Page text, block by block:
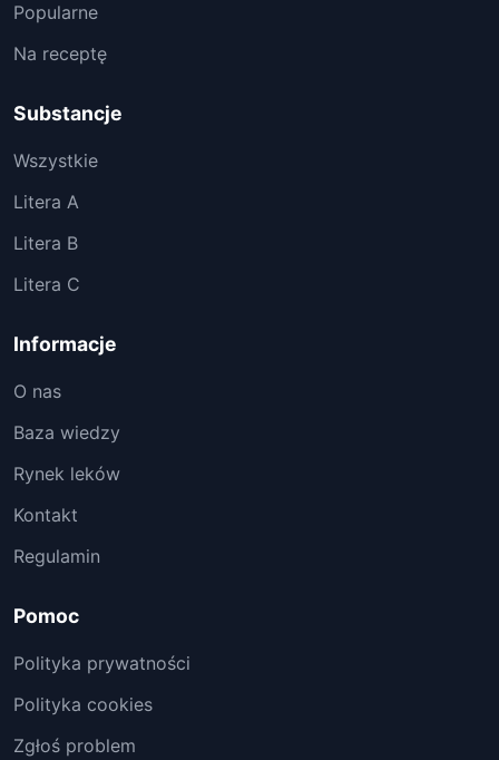
Popularne
Na receptę
Substancje
Wszystkie
Litera A
Litera B
Litera C
Informacje
O nas
Baza wiedzy
Rynek leków
Kontakt
Regulamin
Pomoc
Polityka prywatności
Polityka cookies
Zgłoś problem